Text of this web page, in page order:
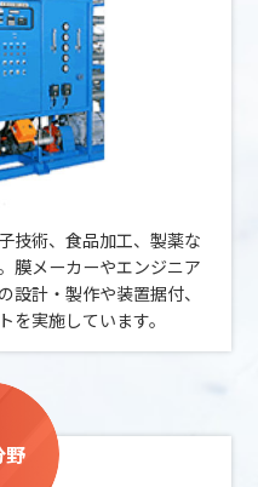
技術、食品加工、製薬な
膜メーカーやエンジニア
設計・製作や装置据付、
を実施しています。
野